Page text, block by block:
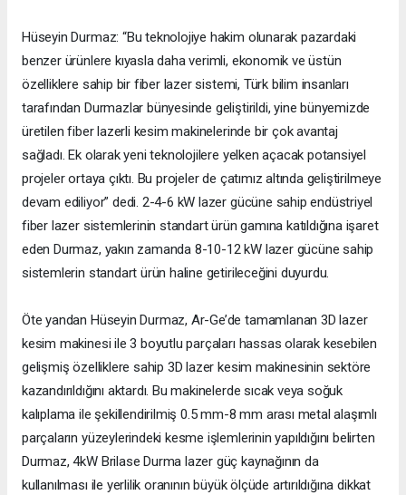
Hüseyin Durmaz: “Bu teknolojiye hakim olunarak pazardaki
benzer ürünlere kıyasla daha verimli, ekonomik ve üstün
özelliklere sahip bir fiber lazer sistemi, Türk bilim insanları
tarafından Durmazlar bünyesinde geliştirildi, yine bünyemizde
üretilen fiber lazerli kesim makinelerinde bir çok avantaj
sağladı. Ek olarak yeni teknolojilere yelken açacak potansiyel
projeler ortaya çıktı. Bu projeler de çatımız altında geliştirilmeye
devam ediliyor” dedi. 2-4-6 kW lazer gücüne sahip endüstriyel
fiber lazer sistemlerinin standart ürün gamına katıldığına işaret
eden Durmaz, yakın zamanda 8-10-12 kW lazer gücüne sahip
sistemlerin standart ürün haline getirileceğini duyurdu.
Öte yandan Hüseyin Durmaz, Ar-Ge’de tamamlanan 3D lazer
kesim makinesi ile 3 boyutlu parçaları hassas olarak kesebilen
gelişmiş özelliklere sahip 3D lazer kesim makinesinin sektöre
kazandırıldığını aktardı. Bu makinelerde sıcak veya soğuk
kalıplama ile şekillendirilmiş 0.5 mm-8 mm arası metal alaşımlı
parçaların yüzeylerindeki kesme işlemlerinin yapıldığını belirten
Durmaz, 4kW Brilase Durma lazer güç kaynağının da
kullanılması ile yerlilik oranının büyük ölçüde artırıldığına dikkat